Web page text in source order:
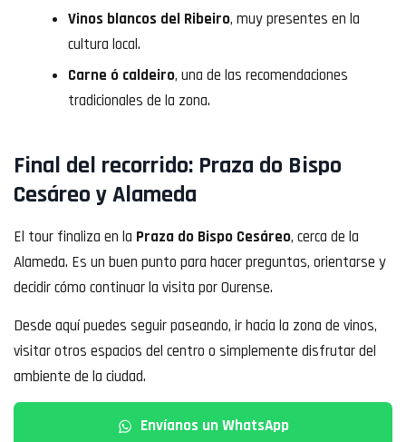
Vinos blancos del Ribeiro, muy presentes en la
cultura local.
Carne ó caldeiro, una de las recomendaciones
tradicionales de la zona.
Final del recorrido: Praza do Bispo
Cesáreo y Alameda
El tour finaliza en la Praza do Bispo Cesáreo, cerca de la
Alameda. Es un buen punto para hacer preguntas, orientarse y
decidir cómo continuar la visita por Ourense.
Desde aquí puedes seguir paseando, ir hacia la zona de vinos,
visitar otros espacios del centro o simplemente disfrutar del
ambiente de la ciudad.
Envíanos un WhatsApp